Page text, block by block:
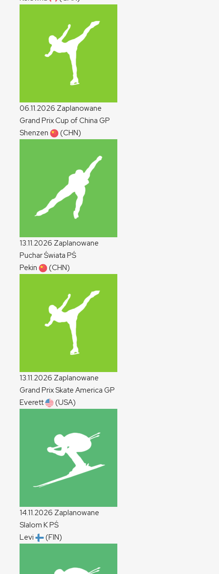
06.11.2026 Zaplanowane
Grand Prix Cup of China GP
Shenzen
(CHN)
13.11.2026 Zaplanowane
Puchar Świata PŚ
Pekin
(CHN)
13.11.2026 Zaplanowane
Grand Prix Skate America GP
Everett
(USA)
14.11.2026 Zaplanowane
Slalom KPŚ
Levi
(FIN)